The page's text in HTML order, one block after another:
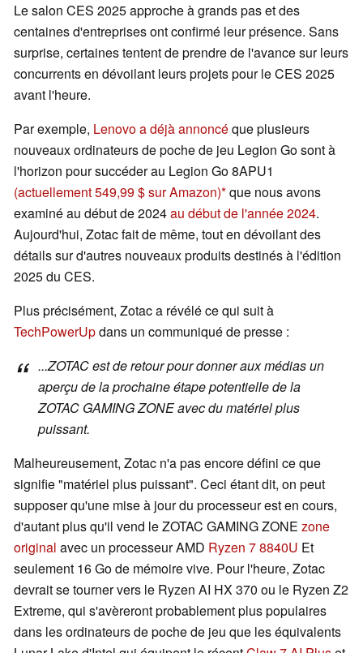
Le salon CES 2025 approche à grands pas et des
centaines d'entreprises ont confirmé leur présence. Sans
surprise, certaines tentent de prendre de l'avance sur leurs
concurrents en dévoilant leurs projets pour le CES 2025
avant l'heure.
Par exemple, Lenovo a déjà annoncéque plusieurs
nouveaux ordinateurs de poche de jeu Legion Go sont à
l'horizon pour succéder au Legion Go 8APU1
(actuellement 549,99 $ sur Amazon) que nous avons
examiné au début de 2024au début de l'année 2024.
Aujourd'hui, Zotac fait de même, tout en dévoilant des
détails sur d'autres nouveaux produits destinés à l'édition
2025 du CES.
Plus précisément, Zotac a révélé ce qui suit à
TechPowerUpdans un communiqué de presse :
...ZOTAC est de retour pour donner aux médias un
aperçu de la prochaine étape potentielle de la
ZOTAC GAMING ZONE avec du matériel plus
puissant.
Malheureusement, Zotac n'a pas encore défini ce que
signifie "matériel plus puissant". Ceci étant dit, on peut
supposer qu'une mise à jour du processeur est en cours,
d'autant plus qu'il vend le ZOTAC GAMING ZONE zone
original avec un processeur AMD Ryzen 7 8840U Et
seulement 16 Go de mémoire vive. Pour l'heure, Zotac
devrait se tourner vers le Ryzen AI HX 370 ou le Ryzen Z2
Extreme, qui s'avèreront probablement plus populaires
dans les ordinateurs de poche de jeu que les équivalents